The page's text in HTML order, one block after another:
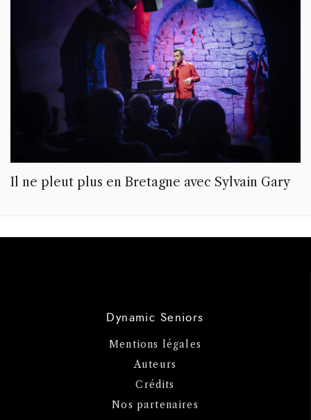
Il ne pleut plus en Bretagne avec Sylvain Gary
Dynamic Seniors
Mentions légales
Auteurs
Crédits
Nos partenaires